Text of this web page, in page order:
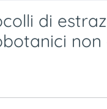
di
non